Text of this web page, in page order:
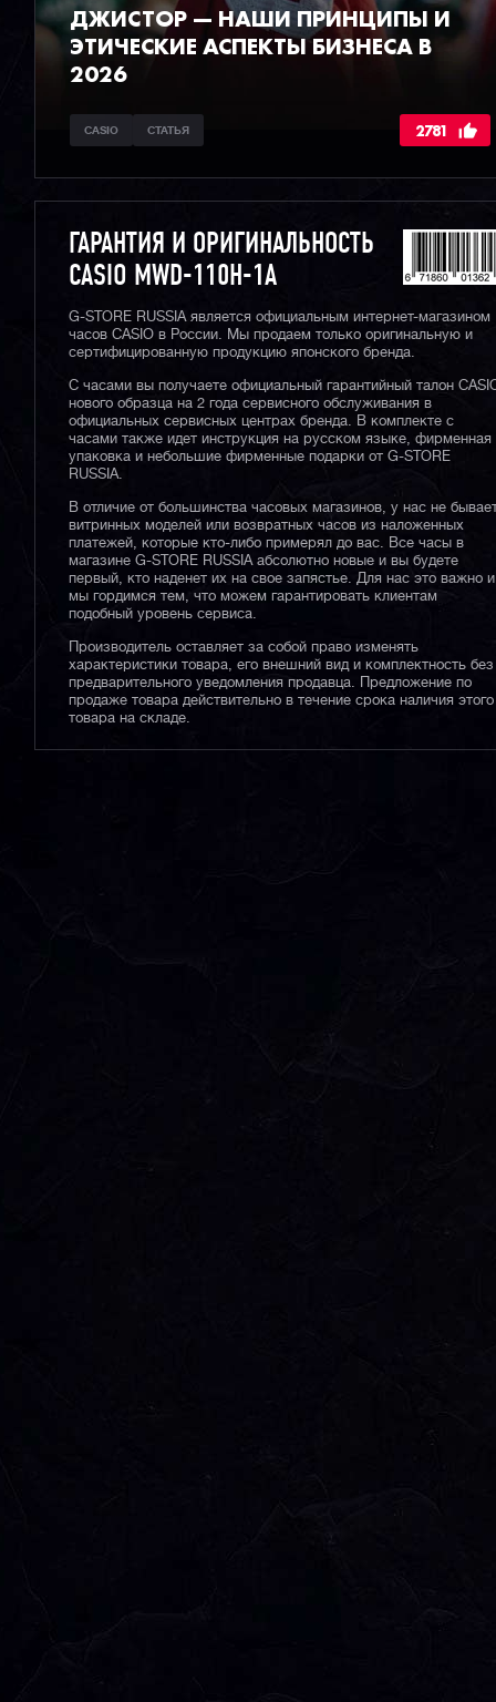
ДЖИСТОР — НАШИ ПРИНЦИПЫ И
ЭТИЧЕСКИЕ АСПЕКТЫ БИЗНЕСА В
2026
CASIO СТАТЬЯ 2781
ГАРАНТИЯ И ОРИГИНАЛЬНОСТЬ
CASIO MWD-110H-1A
G-STORE RUSSIA является официальным интернет-магазином
часов CASIO в России. Мы продаем только оригинальную и
сертифицированную продукцию японского бренда.
С часами вы получаете официальный гарантийный талон
нового образца на 2 года сервисного обслуживания в
официальных сервисных центрах бренда. В комплекте с
часами также идет инструкция на русском языке, фирменная
упаковка и небольшие фирменные подарки от G-STORE
RUSSIA.
В отличие от большинства часовых магазинов, у нас не
витринных моделей или возвратных часов из наложенных
платежей, которые кто-либо примерял до вас. Все часы в
магазине G-STORE RUSSIA абсолютно новые и вы будете
первый, кто наденет их на свое запястье. Для нас это важно и
мы гордимся тем, что можем гарантировать клиентам
подобный уровень сервиса.
Производитель оставляет за собой право изменять
характеристики товара, его внешний вид и комплектность без
предварительного уведомления продавца. Предложение по
продаже товара действительно в течение срока наличия этого
товара на складе.